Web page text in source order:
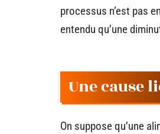
processus n’est pas
entendu qu’une
Une cause
On suppose qu’une